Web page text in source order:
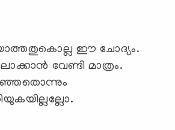
ഈ ചോദ്യം.
വേണ്ടി മാത്രം.